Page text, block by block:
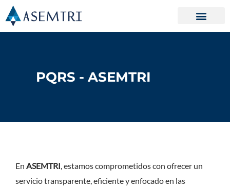
al
PQRS - ASEMTRI
En ASEMTRI, estamos comprometidos con ofrecer un
servicio transparente, eficiente y enfocado en las